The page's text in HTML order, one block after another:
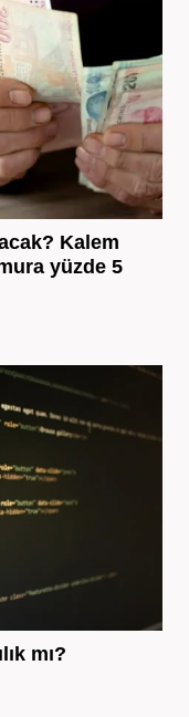
Kalem
yüzde 5
mı?